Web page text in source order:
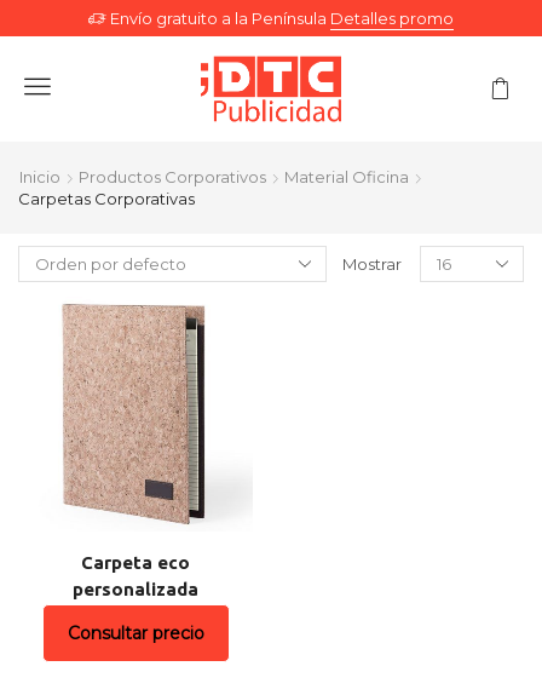
Envío gratuito a la Península Detalles promo
Menu
Inicio Productos Corporativos
Material Oficina
Carpetas Corporativas
Mostrar
Carpeta eco
personalizada
Consultar precio